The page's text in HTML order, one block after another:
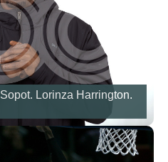
Lorinza Harrington.